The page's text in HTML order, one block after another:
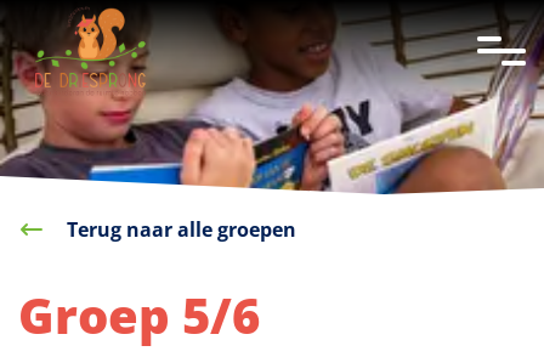
overslaan
Terug naar alle groepen
Groep 5/6